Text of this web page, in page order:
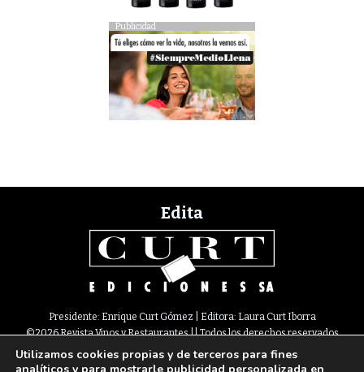
Publicidad
Edita
Presidente: Enrique Curt Gómez | Editora: Laura Curt Iborra
©2026 Revista Vinos y Restaurantes || Todos los derechos reservados
Newsletter Nota legal Política de Cookies Suscripción
Utilizamos cookies propias y de terceros para fines